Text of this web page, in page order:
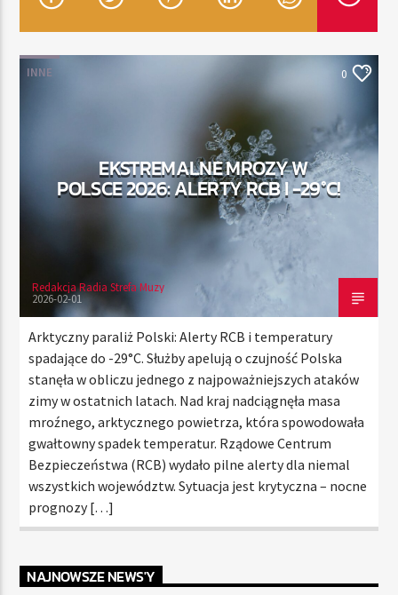
TERAZ GRAMY
TYTUŁ
ARTYSTA
RADIO STREFA MUZY
11:00 20:00
Radio Strefa Muzy
INNE 0
EKSTREMALNE MROZY W
POLSCE 2026: ALERTY RCB I -29°C!
Redakcja Radia Strefa Muzy
2026-02-01
Arktyczny paraliż Polski: Alerty RCB i temperatury
spadające do -29°C. Służby apelują o czujność Polska
stanęła w obliczu jednego z najpoważniejszych ataków
zimy w ostatnich latach. Nad kraj nadciągnęła masa
mroźnego, arktycznego powietrza, która spowodowała
gwałtowny spadek temperatur. Rządowe Centrum
Bezpieczeństwa (RCB) wydało pilne alerty dla niemal
wszystkich województw. Sytuacja jest krytyczna – nocne
prognozy […]
NAJNOWSZE NEWS'Y